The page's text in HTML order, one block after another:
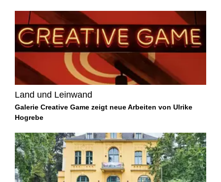
Land und Leinwand
Galerie Creative Game zeigt neue Arbeiten von Ulrike
Hogrebe